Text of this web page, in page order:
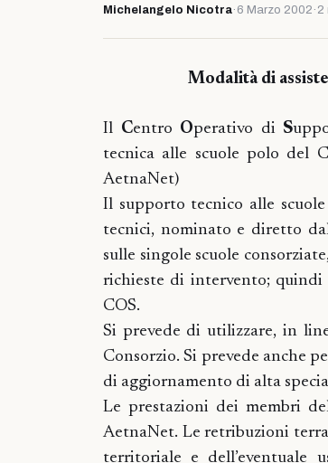
Michelangelo Nicotra· 6 Marzo 2002 · 2
Modalità di
Il Centro Operativo di S
tecnica alle scuole polo del
AetnaNet)
Il supporto tecnico alle
tecnici, nominato e diretto
sulle singole scuole
richieste di intervento;
COS.
Si prevede di utilizzare, in
Consorzio. Si prevede anche
di aggiornamento di alta
Le prestazioni dei membri
AetnaNet. Le retribuzioni
territoriale e dell’eventuale